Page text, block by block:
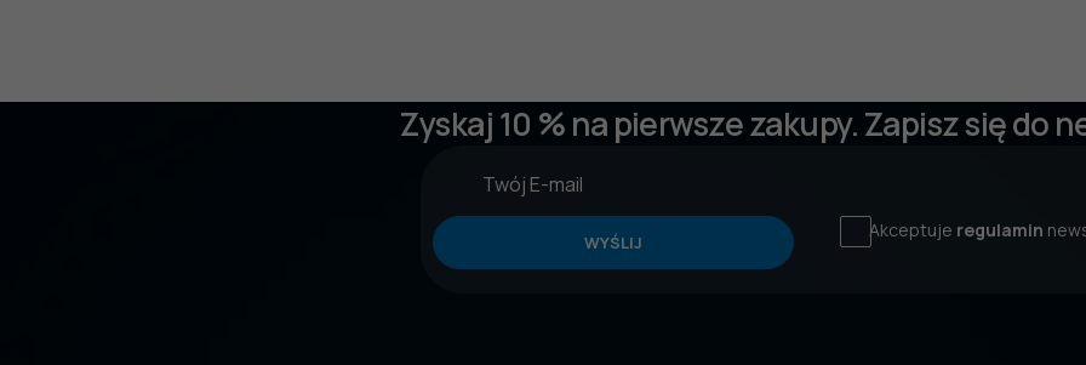
Zyskaj 10 % na pierwsze zakupy. Zapisz się do
WYŚLIJ
Akceptuje regulamin